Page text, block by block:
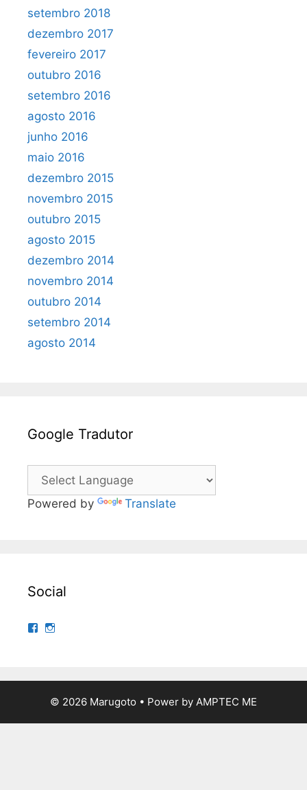
setembro 2018
dezembro 2017
fevereiro 2017
outubro 2016
setembro 2016
agosto 2016
junho 2016
maio 2016
dezembro 2015
novembro 2015
outubro 2015
agosto 2015
dezembro 2014
novembro 2014
outubro 2014
setembro 2014
agosto 2014
Google Tradutor
Powered by Translate
Social
Ver
Facebook
Ver
Instagram
© 2026 Marugoto • Power by AMPTEC ME